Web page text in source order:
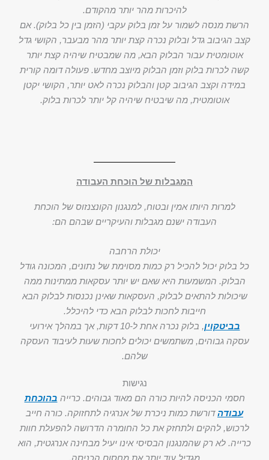
להיכרות מהר יותר מהקודם.
הרשת מנסה לשמור על זמן בלוק עקבי (הזמן בין כל בלוק). אם
קצב הגיבוב גדל ובלוק נכרה קצת יותר מהר מבעבר, הקושי גדל
אוטומטית עבור הבלוק הבא, מה שמבטיח שיהיה קצת יותר
קשה לכרות בלוק וזמן הבלוק מיוצב מחדש. פעולה דומה קורית
במידה וקצב הגיבוב קטן והבלוק נכרה לאט יותר, הקושי יקטן
אוטומטית, מה שיבטיח שיהיה קל יותר לכרות בלוק.
המגבלות של הוכחת העבודה
למרות היותו אמין ובטוח, למנגנון הקונצנזוס של הוכחת
העבודה ישנם מגבלות והעיקריים שבהם הם:
יכולת הרחבה
כל בלוק יכול להכיל רק כמות מסוימת של נתונים, המכונה גודל
הבלוק. המשמעות היא שאם יש יותר עסקאות ממתינות ממה
שיכולות להתאים לבלוק, העסקאות שאינן נכנסות לבלוק הבא
חייבות לחכות לבלוק הבא כדי להיכלל.
בביטקוין
, בלוק נכרה אחת ל-10 דקות, אך במהלך אירועי
עסקה גבוהים, משתמשים יכולים לחכות שעות לעיבוד העסקה
שלהם.
נגישות
חסמי הכניסה להיות כורה הם מאוד גבוהים. כרייה בהוכחת
עבודהדורשת כמות ניכרת של אנרגיה לתחזוקה. כורה חייב
לרכוש, להקים ולתחזק את כל החומרה הדרושה להפעלת חוות
כרייה. לא רק שהמנגנון הבסיסי אינו יעיל מבחינה אנרגטית, הוא